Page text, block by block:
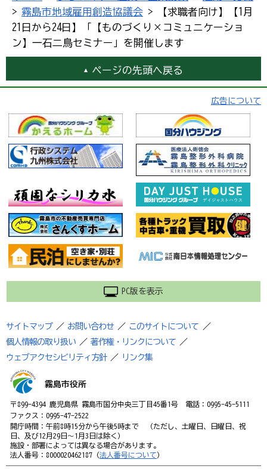
> 霧島市地域雇用創造協議会 > 【求職者向け】【1月
21日から24日】「【ものづくり×コミュニケーショ
ン】一石二鳥セミナー」を開催します
ページの先頭へ戻る
広告について
PC版を表示
サイトマップ ／ お問い合わせ ／ このサイトについて
／
個人情報の取り扱い ／ 著作権・リンクについて ／
ウェブアクセシビリティ方針 ／ リンク集
霧島市役所
〒899-4394 鹿児島県 霧島市国分中央三丁目45番1号 電話：0995-45-5111
ファクス：0995-47-2522
開庁時間：午前8時15分から午後5時まで （ただし、土曜日、日曜日、祝
日、及び12月29日～1月3日は除く）
施設・部署によっては異なる場合があります。
法人番号：8000020462187（法人番号について）